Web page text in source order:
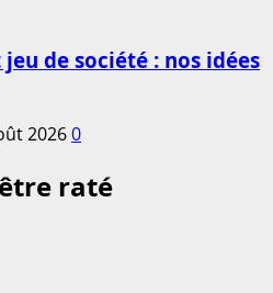
de société : nos idées
20260
raté